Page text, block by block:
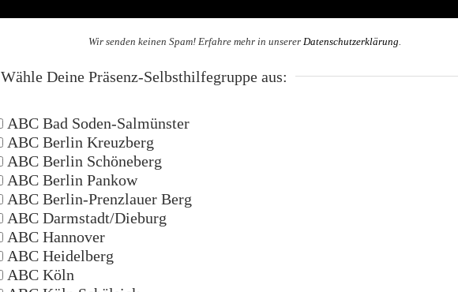
Wir senden keinen Spam! Erfahre mehr in unserer Datenschutzerklärung
Wähle Deine Präsenz-Selbsthilfegruppe aus:
ABC Bad Soden-Salmünster
ABC Berlin Kreuzberg
ABC Berlin Schöneberg
ABC Berlin Pankow
ABC Berlin-Prenzlauer Berg
ABC Darmstadt/Dieburg
ABC Hannover
ABC Heidelberg
ABC Köln